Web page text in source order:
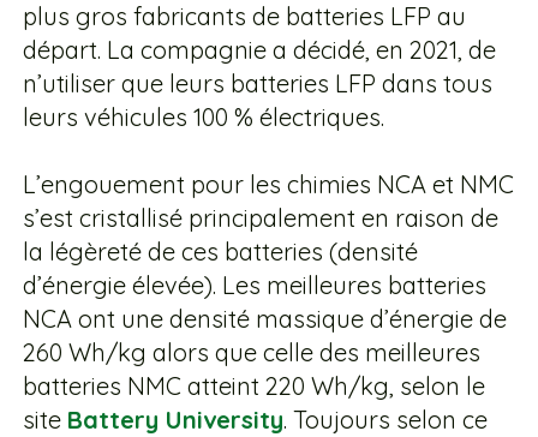
plus gros fabricants de batteries LFP au
départ. La compagnie a décidé, en 2021, de
n’utiliser que leurs batteries LFP dans tous
leurs véhicules 100 % électriques.
L’engouement pour les chimies NCA et NMC
s’est cristallisé principalement en raison de
la légèreté de ces batteries (densité
d’énergie élevée). Les meilleures batteries
NCA ont une densité massique d’énergie de
260 Wh/kg alors que celle des meilleures
batteries NMC atteint 220 Wh/kg, selon le
site Battery University. Toujours selon ce